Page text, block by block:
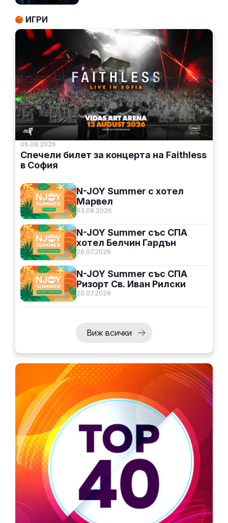
ИГРИ
06.08.2026
Спечели билет за концерта на Faithless
в София
03.08.2026
N-JOY Summer с хотел
Марвел
26.07.2026
N-JOY Summer със СПА
хотел Белчин Гардън
20.07.2026
N-JOY Summer със СПА
Ризорт Св. Иван Рилски
Виж всички